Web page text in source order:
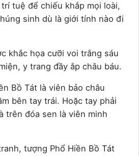
tuệ để chiếu khắp mọi loài,
sinh dù là giới tính nào đi
khắc họa cưỡi voi trắng sáu
y trang đầy ắp châu báu.
Bồ Tát là viên bảo châu
bên tay trái. Hoặc tay phải
trên đóa sen là viên minh
tượng Phổ Hiền Bồ Tát